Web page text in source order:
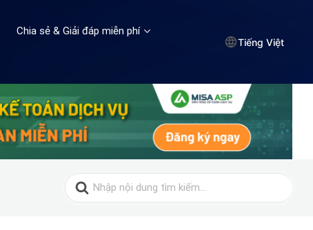
Chia sẻ & Giải đáp miễn phí
Tiếng Việt
Search
for: